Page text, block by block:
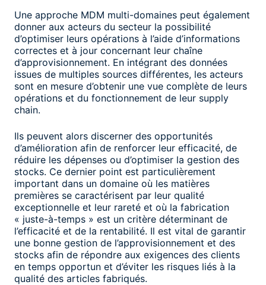
Une approche MDM multi-domaines peut également
donner aux acteurs du secteur la possibilité
d’optimiser leurs opérations à l’aide d’informations
correctes et à jour concernant leur chaîne
d’approvisionnement. En intégrant des données
issues de multiples sources différentes, les acteurs
sont en mesure d’obtenir une vue complète de leurs
opérations et du fonctionnement de leur supply
chain.
Ils peuvent alors discerner des opportunités
d’amélioration afin de renforcer leur efficacité, de
réduire les dépenses ou d’optimiser la gestion des
stocks. Ce dernier point est particulièrement
important dans un domaine où les matières
premières se caractérisent par leur qualité
exceptionnelle et leur rareté et où la fabrication
« juste-à-temps » est un critère déterminant de
l’efficacité et de la rentabilité. Il est vital de garantir
une bonne gestion de l’approvisionnement et des
stocks afin de répondre aux exigences des clients
en temps opportun et d’éviter les risques liés à la
qualité des articles fabriqués.